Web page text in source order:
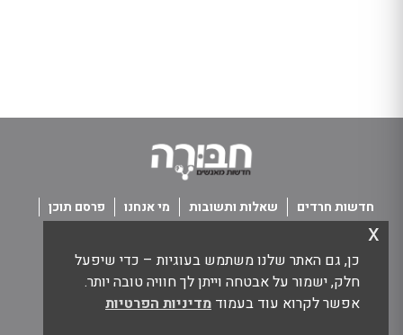
כן, גם האתר שלנו משתמש בעוגיות – כדי שיפעל
חלק, ישמור על אבטחה וייתן לך חוויה טובה יותר.
אפשר לקרוא עוד בעמוד מדיניות הפרטיות
x
חדשות חרדים שאלות ותשובות מי אנחנו
פרסם תוכן
כל הזכויות שמורות חבורה - חדשות מאנשים